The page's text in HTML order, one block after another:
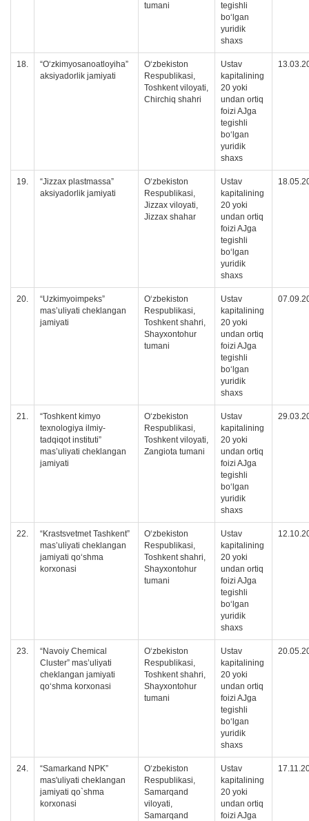
tumani
tegishli
boʻlgan
yuridik
shaxs
18.
“Oʻzkimyosanoatloyiha”
aksiyadorlik jamiyati
Oʻzbekiston
Respublikasi,
Toshkent viloyati,
Chirchiq shahri
Ustav
kapitalining
20 yoki
undan ortiq
foizi AJga
tegishli
boʻlgan
yuridik
shaxs
19.
“Jizzax plastmassa”
aksiyadorlik jamiyati
O‘zbekiston
Respublikasi,
Jizzax viloyati,
Jizzax shahar
Ustav
kapitalining
20 yoki
undan ortiq
foizi AJga
tegishli
boʻlgan
yuridik
shaxs
20.
“Uzkimyoimpeks”
masʼuliyati cheklangan
jamiyati
Oʻzbekiston
Respublikasi,
Toshkent shahri,
Shayxontohur
tumani
Ustav
kapitalining
20 yoki
undan ortiq
foizi AJga
tegishli
boʻlgan
yuridik
shaxs
21.
“Toshkent kimyo
texnologiya ilmiy-
tadqiqot instituti”
mas’uliyati cheklangan
jamiyati
Oʻzbekiston
Respublikasi,
Toshkent viloyati,
Zangiota tumani
Ustav
kapitalining
20 yoki
undan ortiq
foizi AJga
tegishli
boʻlgan
yuridik
shaxs
22.
“Krastsvetmet Tashkent”
mas’uliyati cheklangan
jamiyati qoʻshma
korxonasi
Oʻzbekiston
Respublikasi,
Toshkent shahri,
Shayxontohur
tumani
Ustav
kapitalining
20 yoki
undan ortiq
foizi AJga
tegishli
boʻlgan
yuridik
shaxs
23.
“Navoiy Chemical
Cluster” mas’uliyati
cheklangan jamiyati
qoʻshma korxonasi
Oʻzbekiston
Respublikasi,
Toshkent shahri,
Shayxontohur
tumani
Ustav
kapitalining
20 yoki
undan ortiq
foizi AJga
tegishli
boʻlgan
yuridik
shaxs
24.
“Samarkand NPK”
mas'uliyati cheklangan
jamiyati qo`shma
korxonasi
Oʻzbekiston
Respublikasi,
Samarqand
viloyati,
Samarqand
Ustav
kapitalining
20 yoki
undan ortiq
foizi AJga